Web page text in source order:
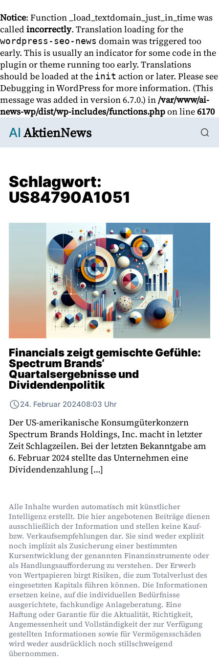
Notice: Function _load_textdomain_just_in_time was
called incorrectly. Translation loading for the
wordpress-seo-news domain was triggered too
early. This is usually an indicator for some code in the
plugin or theme running too early. Translations
should be loaded at the init action or later. Please see
Debugging in WordPressfor more information. (This
message was added in version 6.7.0.) in/var/www/ai-
news-wp/dist/wp-includes/functions.phpon line6170
AI AktienNews
Schlagwort:
US84790A1051
Financials zeigt gemischte Gefühle:
Spectrum Brands‘
Quartalsergebnisse und
Dividendenpolitik
24. Februar 202408:03 Uhr
Der US-amerikanische Konsumgüterkonzern
Spectrum Brands Holdings, Inc. macht in letzter
Zeit Schlagzeilen. Bei der letzten Bekanntgabe am
6. Februar 2024 stellte das Unternehmen eine
Dividendenzahlung […]
Alle Inhalte wurden automatisch mit künstlicher
Intelligenz erstellt. Die hier angebotenen Beiträge dienen
ausschließlich der Information und stellen keine Kauf-
bzw. Verkaufsempfehlungen dar. Sie sind weder explizit
noch implizit als Zusicherung einer bestimmten
Kursentwicklung der genannten Finanzinstrumente oder
als Handlungsaufforderung zu verstehen. Der Erwerb
von Wertpapieren birgt Risiken, die zum Totalverlust des
eingesetzten Kapitals führen können. Die Informationen
ersetzen keine, auf die individuellen Bedürfnisse
ausgerichtete, fachkundige Anlageberatung. Eine
Haftung oder Garantie für die Aktualität, Richtigkeit,
Angemessenheit und Vollständigkeit der zur Verfügung
gestellten Informationen sowie für Vermögensschäden
wird weder ausdrücklich noch stillschweigend
übernommen.